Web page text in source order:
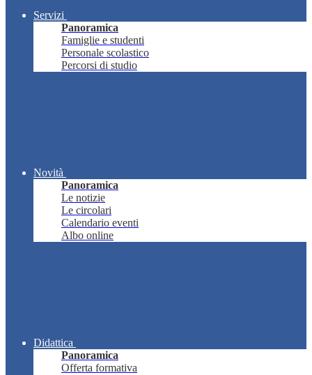
Servizi
Panoramica
Famiglie e studenti
Personale scolastico
Percorsi di studio
Novità
Panoramica
Le notizie
Le circolari
Calendario eventi
Albo online
Didattica
Panoramica
Offerta formativa